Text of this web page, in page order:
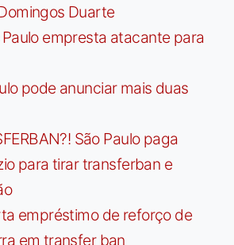
Duarte
Paulo empresta atacante para
pode anunciar mais duas
São Paulo paga
para tirar transferban e
empréstimo de reforço de
em transfer ban